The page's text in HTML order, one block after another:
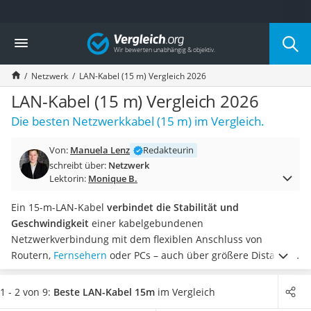
Die beliebtesten Vergleiche nach Kategorie
Elektronik
Powerstation
Monitor 32 Zoll 4K
Fernseher
Drucker
Desktop-PC
Diascanner
Laser-Multifunktionsdrucker
Powerstation mit Solarpanel
Gaming-PC
Soundbar
17-Zoll-Laptop
Satellitenschüssel
Gaming-Headset
Vergleich
Netzwerk LAN-Kabel (15 m) Vergleich 2026
LAN-Kabel (15 m) Vergleich 2026
Die besten Netzwerkkabel (15 m) im Vergleich.
Von: Manuela Lenz
Redakteurin
schreibt über: Netzwerk
Lektorin: Monique B.
Ein 15-m-LAN-Kabel verbindet die Stabilität und
Geschwindigkeit einer kabelgebundenen
Netzwerkverbindung mit dem flexiblen Anschluss von
Routern, Fernsehern oder PCs – auch über größere Distanzen
hinweg. Viele Modelle bieten zudem praktische Extras wie
knickfeste Ummantelungen oder flache Bauformen
für eine
1 - 2 von 9: Beste LAN-Kabel 15m im Vergleich